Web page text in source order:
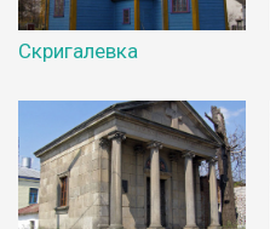
Скригалевка